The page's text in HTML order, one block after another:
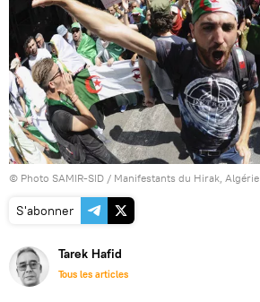
© Photo SAMIR-SID / Manifestants du Hirak, Algérie
S'abonner
Tarek Hafid
Tous les articles